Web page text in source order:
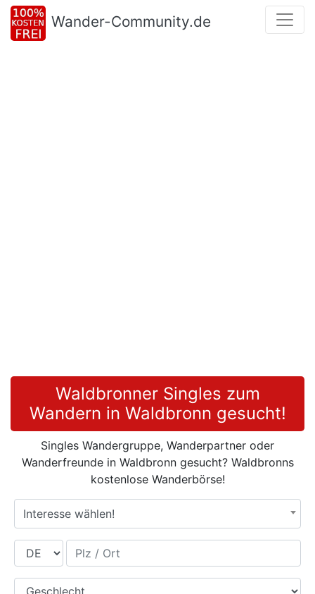
Wander-Community.de
Waldbronner Singles zum
Wandern in Waldbronn gesucht!
Singles Wandergruppe, Wanderpartner oder
Wanderfreunde in Waldbronn gesucht? Waldbronns
kostenlose Wanderbörse!
Interesse wählen!
Land Plz / Ort
Geschlecht